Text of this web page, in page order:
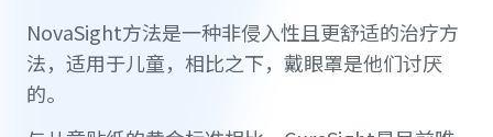
NovaSight方法是一种非侵入性且更舒适的治疗方
法，适用于儿童，相比之下，戴眼罩是他们讨厌
的。